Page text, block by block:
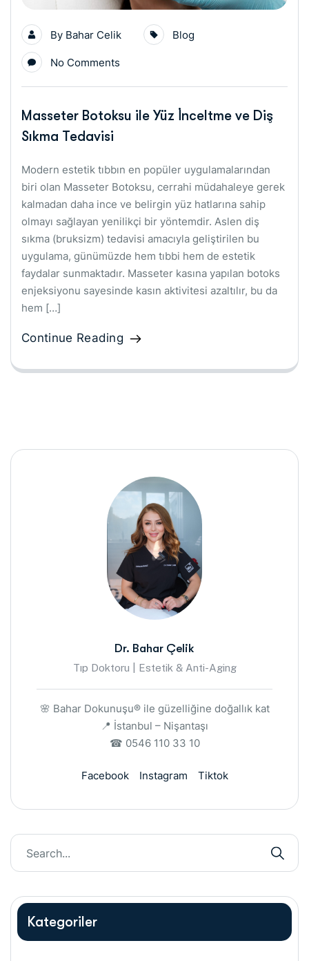
By Bahar Celik Blog
No Comments
Masseter Botoksu ile Yüz İnceltme ve Diş
Sıkma Tedavisi
Modern estetik tıbbın en popüler uygulamalarından
biri olan Masseter Botoksu, cerrahi müdahaleye gerek
kalmadan daha ince ve belirgin yüz hatlarına sahip
olmayı sağlayan yenilikçi bir yöntemdir. Aslen diş
sıkma (bruksizm) tedavisi amacıyla geliştirilen bu
uygulama, günümüzde hem tıbbi hem de estetik
faydalar sunmaktadır. Masseter kasına yapılan botoks
enjeksiyonu sayesinde kasın aktivitesi azaltılır, bu da
hem […]
Continue Reading
Dr. Bahar Çelik
Tıp Doktoru | Estetik & Anti-Aging
🌸 Bahar Dokunuşu® ile güzelliğine doğallık kat
📍 İstanbul – Nişantaşı
☎ 0546 110 33 10
Facebook Instagram Tiktok
Kategoriler